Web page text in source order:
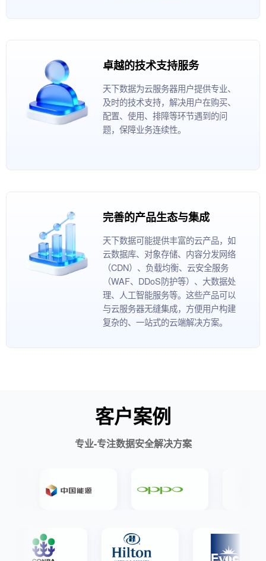
卓越的技术支持服务
天下数据为云服务器用户提供专业、
及时的技术支持，解决用户在购买、
配置、使用、排障等环节遇到的问
题，保障业务连续性。
完善的产品生态与集成
天下数据可能提供丰富的云产品，如
云数据库、对象存储、内容分发网络
（CDN）、负载均衡、云安全服务
（WAF、DDoS防护等）、大数据处
理、人工智能服务等。这些产品可以
与云服务器无缝集成，方便用户构建
复杂的、一站式的云端解决方案。
客户案例
专业-专注数据安全解决方案